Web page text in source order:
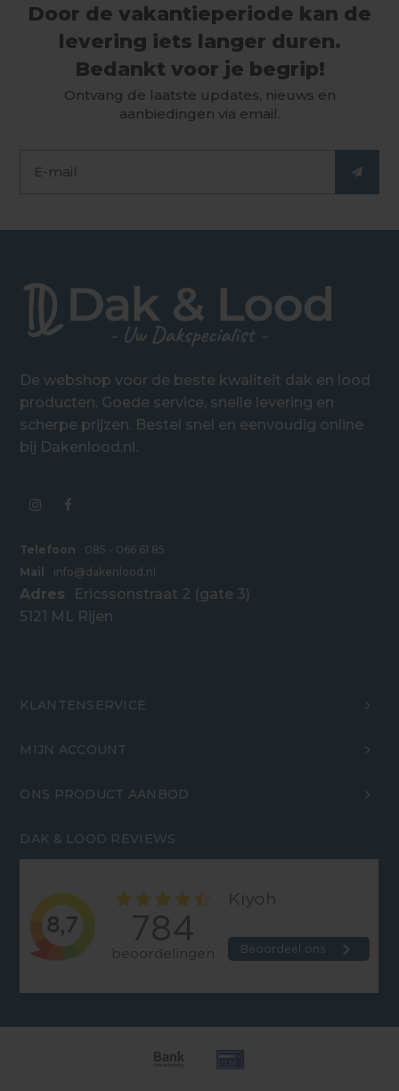
Door de vakantieperiode kan de
levering iets langer duren.
Bedankt voor je begrip!
Ontvang de laatste updates, nieuws en
aanbiedingen via email.
De webshop voor de beste kwaliteit dak en lood
producten. Goede service, snelle levering en
scherpe prijzen. Bestel snel en eenvoudig online
bij Dakenlood.nl.
Telefoon
085 - 066 61 85
Mail
info@dakenlood.nl
Adres
Ericssonstraat 2 (gate 3)
5121 ML Rijen
KLANTENSERVICE
MIJN ACCOUNT
ONS PRODUCT AANBOD
DAK & LOOD REVIEWS